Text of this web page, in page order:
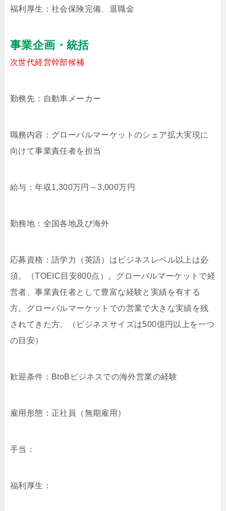
福利厚生：社会保険完備、退職金
事業企画・統括
次世代経営幹部候補
勤務先：自動車メーカー
職務内容：グローバルマーケットのシェア拡大実現に
向けて事業責任者を担当
給与：年収1,300万円～3,000万円
勤務地：全国各地及び海外
応募資格：語学力（英語）はビジネスレベル以上は必
須。（TOEIC目安800点）。グローバルマーケットで経
営者、事業責任者として豊富な経験と実績を有する
方。グローバルマーケットでの営業で大きな実績を残
されてきた方。（ビジネスサイズは500億円以上を一つ
の目安）
歓迎条件：BtoBビジネスでの海外営業の経験
雇用形態：正社員（無期雇用）
手当：
福利厚生：